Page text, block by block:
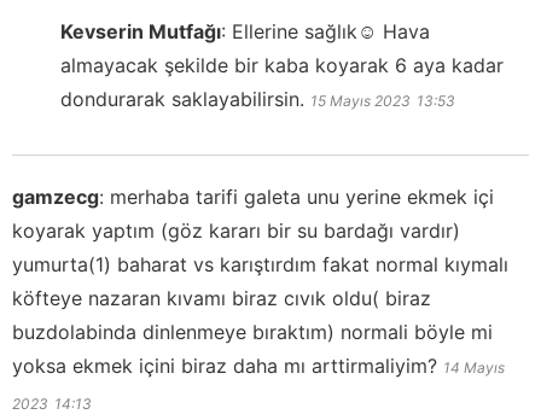
Kevserin Mutfağı: Ellerine sağlık☺️ Hava
almayacak şekilde bir kaba koyarak 6 aya kadar
dondurarak saklayabilirsin. 15 Mayıs 2023 13:53
gamzecg: merhaba tarifi galeta unu yerine ekmek içi
koyarak yaptım (göz kararı bir su bardağı vardır)
yumurta(1) baharat vs karıştırdım fakat normal kıymalı
köfteye nazaran kıvamı biraz cıvık oldu( biraz
buzdolabinda dinlenmeye bıraktım) normali böyle mi
yoksa ekmek içini biraz daha mı arttirmaliyim? 14 Mayıs
2023 14:13